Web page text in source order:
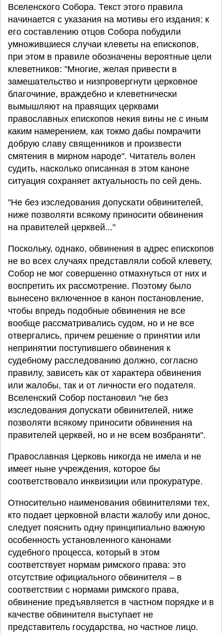
Вселенского Собора. Текст этого правила
начинается с указания на мотивы его издания: к
его составлению отцов Собора побудили
умножившиеся случаи клеветы на епископов,
при этом в правиле обозначены вероятные цели
клеветников: "Многие, желая привести в
замешательство и низпровергнути церковное
благочиние, враждебно и клеветнически
вымышляют на правящих церквами
православных епископов некия вины не с иным
каким намерением, как токмо дабы помрачити
добрую славу священников и произвести
смятения в мирном народе". Читатель волен
судить, насколько описанная в этом каноне
ситуация сохраняет актуальность по сей день.
"Не без изследования допускати обвинителей,
ниже позволяти всякому приносити обвинения
на правителей церквей..."
Поскольку, однако, обвинения в адрес епископов
не во всех случаях представляли собой клевету,
Собор не мог совершенно отмахнуться от них и
воспретить их рассмотрение. Поэтому было
вынесено включенное в канон постановление,
чтобы впредь подобные обвинения не все
вообще рассматривались судом, но и не все
отвергались, причем решение о принятии или
непринятии поступившего обвинения к
судебному расследованию должно, согласно
правилу, зависеть как от характера обвинения
или жалобы, так и от личности его подателя.
Вселенский Собор постановил "не без
изследования допускати обвинителей, ниже
позволяти всякому приносити обвинения на
правителей церквей, но и не всем возбраняти".
Православная Церковь никогда не имела и не
имеет ныне учреждения, которое бы
соответствовало инквизиции или прокуратуре.
Относительно наименования обвинителями тех,
кто подает церковной власти жалобу или донос,
следует пояснить одну принципиально важную
особенность установленного канонами
судебного процесса, который в этом
соответствует нормам римского права: это
отсутствие официального обвинителя – в
соответствии с нормами римского права,
обвинение предъявляется в частном порядке и в
качестве обвинителя выступает не
представитель государства, но частное лицо.